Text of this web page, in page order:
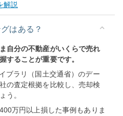
解説
はある？
自分の不動産がいくらで売れ
することが重要です。
ブラリ（国土交通省）のデー
の査定根拠を比較し、売却検
う。
万円以上損した事例もありま